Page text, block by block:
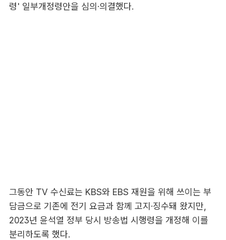
령' 일부개정령안을 심의·의결했다.
그동안 TV 수신료는 KBS와 EBS 재원을 위해 쓰이는 부
담금으로 기존에 전기 요금과 함께 고지·징수돼 왔지만,
2023년 윤석열 정부 당시 방송법 시행령을 개정해 이를
분리하도록 했다.